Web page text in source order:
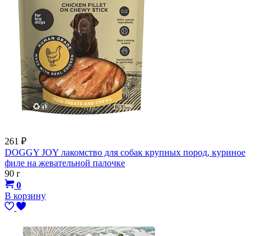
261 ₽
DOGGY JOY лакомство для собак крупных пород, куриное
филе на жевательной палочке
90 г
0
В корзину